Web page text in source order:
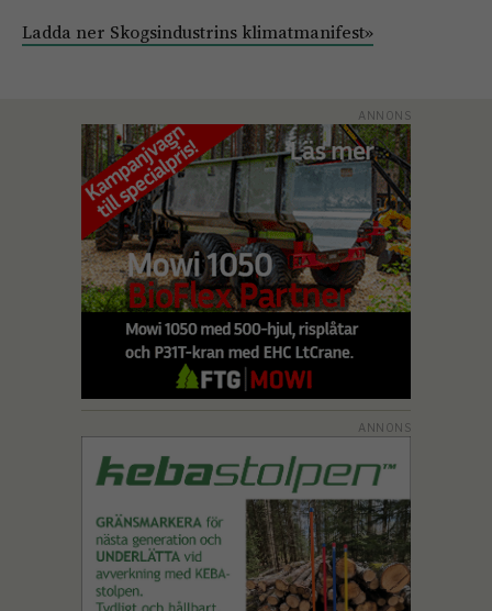
Ladda ner Skogsindustrins klimatmanifest»